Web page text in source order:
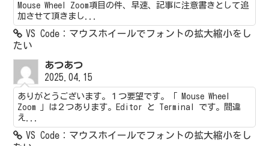
Mouse Wheel Zoom項目の件、早速、記事に注意書きとして追
加させて頂きまし...
VS Code：マウスホイールでフォントの拡大縮小をし
たい
あつあつ
2025.04.15
ありがとうございます。１つ要望です。「 Mouse Wheel
Zoom 」は２つあります。Editor と Terminal です。間違
え...
VS Code：マウスホイールでフォントの拡大縮小をし